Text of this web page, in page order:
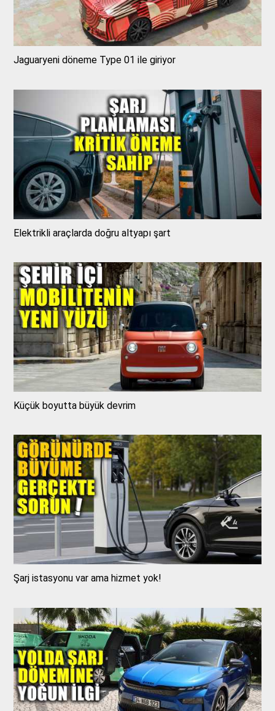
Jaguaryeni döneme Type 01 ile giriyor
Elektrikli araçlarda doğru altyapı şart
Küçük boyutta büyük devrim
Şarj istasyonu var ama hizmet yok!